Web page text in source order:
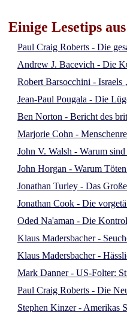
Einige Lesetips
Paul Craig Roberts - Die
Andrew J. Bacevich - Die
Robert Barsocchini - Israels
Jean-Paul Pougala - Die
Ben Norton - Bericht des
Marjorie Cohn -
John V. Walsh - Warum
John Horgan - Warum
Jonathan Turley - Das
Jonathan Cook - Die
Oded Na'aman - Die
Klaus Madersbacher -
Klaus Madersbacher -
Mark Danner - US-Folter:
Paul Craig Roberts - Die
Stephen Kinzer - Amerikas